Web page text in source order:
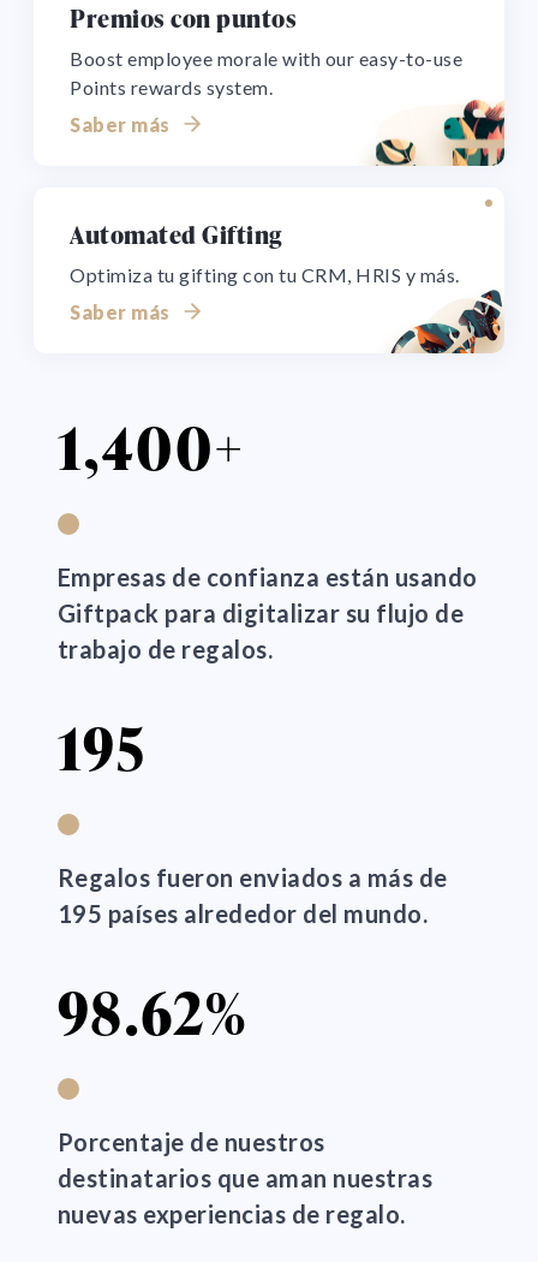
Premios con puntos
Boost employee morale with our easy-to-use
Points rewards system.
Saber más
Automated Gifting
Optimiza tu gifting con tu CRM, HRIS y más.
Saber más
1,400+
Empresas de confianza están usando
Giftpack para digitalizar su flujo de
trabajo de regalos.
195
Regalos fueron enviados a más de
195 países alrededor del mundo.
98.62%
Porcentaje de nuestros
destinatarios que aman nuestras
nuevas experiencias de regalo.